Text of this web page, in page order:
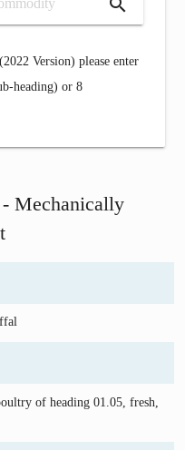
search
Version) please enter
heading) or 8
Mechanically
of heading 01.05, fresh,